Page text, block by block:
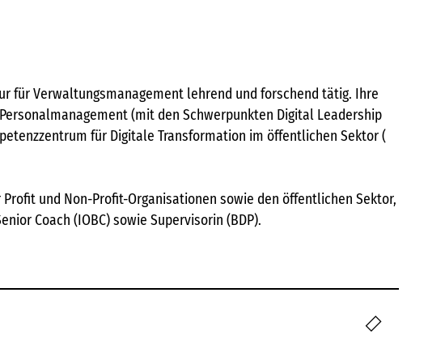
für Verwaltungsmanagement lehrend und forschend tätig. Ihre
(mit den Schwerpunkten Digital Leadership
für Digitale Transformation im öffentlichen Sektor (
und Non-Profit-Organisationen sowie den öffentlichen Sektor,
Coach (IOBC) sowie Supervisorin (BDP).